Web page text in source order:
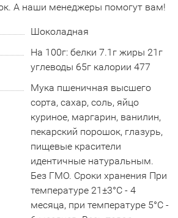
А наши менеджеры помогут вам!
Шоколадная
На 100г: белки 7.1г жиры 21г
углеводы 65г калории 477
Мука пшеничная высшего
сорта, сахар, соль, яйцо
куриное, маргарин, ванилин,
пекарский порошок, глазурь,
пищевые красители
идентичные натуральным.
Без ГМО. Сроки хранения При
температуре 21±3°С - 4
месяца, при температуре 5°С -